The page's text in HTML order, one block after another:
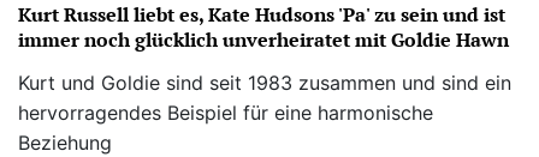
Kurt Russell liebt es, Kate Hudsons 'Pa' zu sein und ist
immer noch glücklich unverheiratet mit Goldie Hawn
Kurt und Goldie sind seit 1983 zusammen und sind ein
hervorragendes Beispiel für eine harmonische
Beziehung